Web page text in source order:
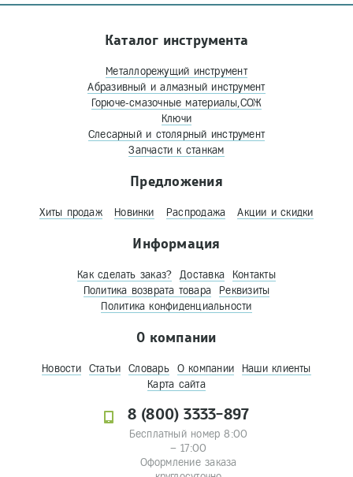
Каталог инструмента
Металлорежущий инструмент
Абразивный и алмазный инструмент
Горюче-смазочные материалы,СОЖ
Ключи
Слесарный и столярный инструмент
Запчасти к станкам
Предложения
Хиты продаж Новинки Распродажа Акции и скидки
Информация
Как сделать заказ? Доставка
Контакты
Политика возврата товара
Реквизиты
Политика конфиденциальности
О компании
Новости Статьи Словарь О компании
Наши клиенты
Карта сайта
8 (800) 3333-897
Бесплатный номер 8:00
– 17:00
Оформление заказа